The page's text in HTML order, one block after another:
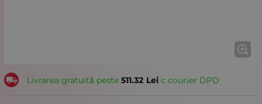
Livrarea gratuită peste 511.32 Leiс courier DPD